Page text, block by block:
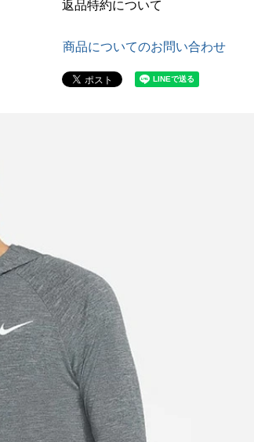
返品特約について
商品についてのお問い合わせ